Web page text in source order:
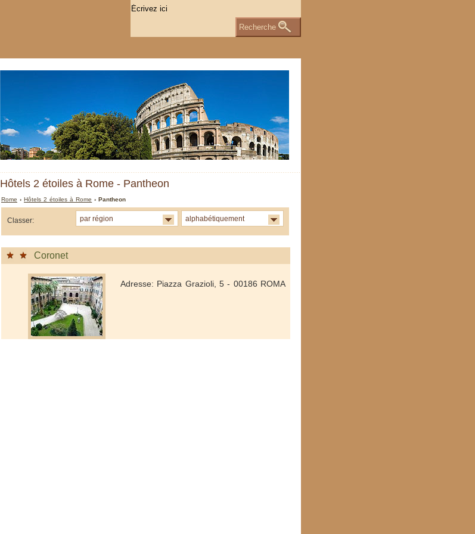
Hôtels 2 étoiles à Rome - Pantheon
Rome ›Hôtels 2 étoiles à Rome › Pantheon
Classer: par région alphabétiquement
Coronet
Adresse: Piazza Grazioli, 5 - 00186 ROMA
Recherche